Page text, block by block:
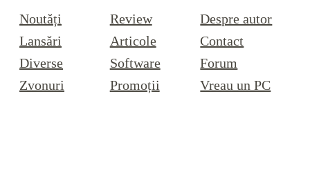
Noutăți
Lansări
Diverse
Zvonuri
Review
Articole
Software
Promoții
Despre autor
Contact
Forum
Vreau un PC